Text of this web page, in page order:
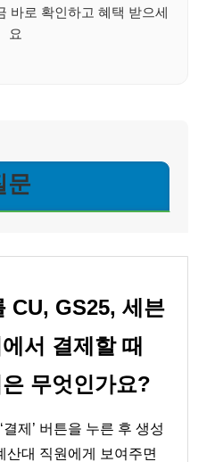
바로 확인하고 혜택 받으세
요
문
CU, GS25, 세븐
서 결제할 때
무엇인가요?
제’ 버튼을 누른 후 생성
산대 직원에게 보여주면